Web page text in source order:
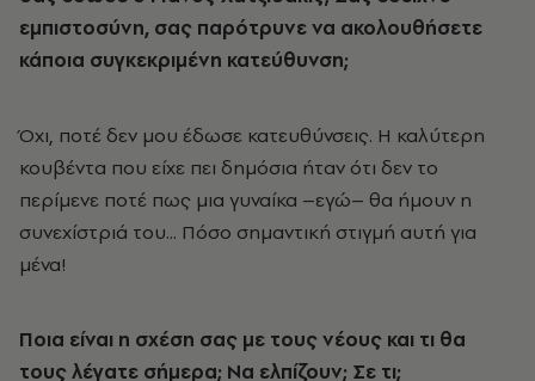
εμπιστοσύνη, σας παρότρυνε να ακολουθήσετε
κάποια συγκεκριμένη κατεύθυνση;
Όχι, ποτέ δεν μου έδωσε κατευθύνσεις. Η καλύτερη
κουβέντα που είχε πει δημόσια ήταν ότι δεν το
περίμενε ποτέ πως μια γυναίκα –εγώ– θα ήμουν η
συνεχίστριά του... Πόσο σημαντική στιγμή αυτή για
μένα!
Ποια είναι η σχέση σας με τους νέους και τι θα
τους λέγατε σήμερα; Nα ελπίζουν; Σε τι;